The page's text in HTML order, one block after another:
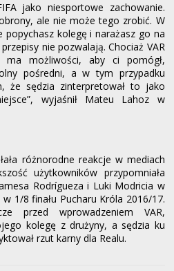
jako niesportowe zachowanie.
ale nie może tego zrobić. W
kolegę i narażasz go na
nie pozwalają. Chociaż VAR
możliwości, aby ci pomógł,
pośredni, a w tym przypadku
że sędzia zinterpretował to jako
wyjaśnił Mateu Lahoz w
różnorodne reakcje w mediach
użytkowników przypomniała
Rodrígueza i Luki Modricia w
1/8 finału Pucharu Króla 2016/17.
przed wprowadzeniem VAR,
kolegę z drużyny, a sędzia ku
rzut karny dla Realu.